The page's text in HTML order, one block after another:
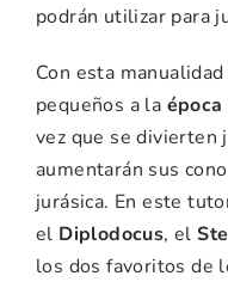
podrán utilizar para
Con esta
pequeños a la
vez que se divierten
aumentarán sus
jurásica. En este
el Diplodocus, el
los dos favoritos de